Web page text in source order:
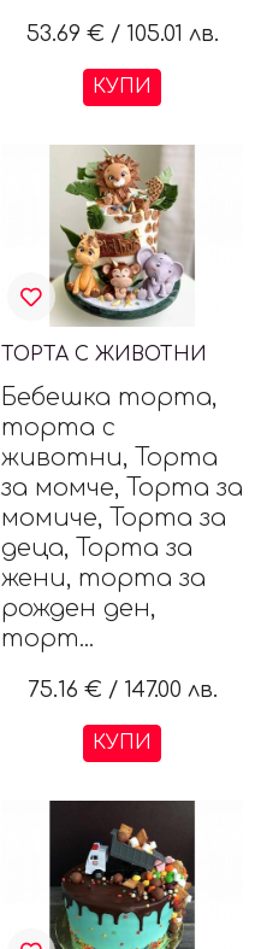
53.69 € / 105.01 лв.
КУПИ
ТОРТА С ЖИВОТНИ
Бебешка торта,
торта с
животни, Торта
за момче, Торта за
момиче, Торта за
деца, Торта за
жени, торта за
рожден ден,
торт...
75.16 € / 147.00 лв.
КУПИ